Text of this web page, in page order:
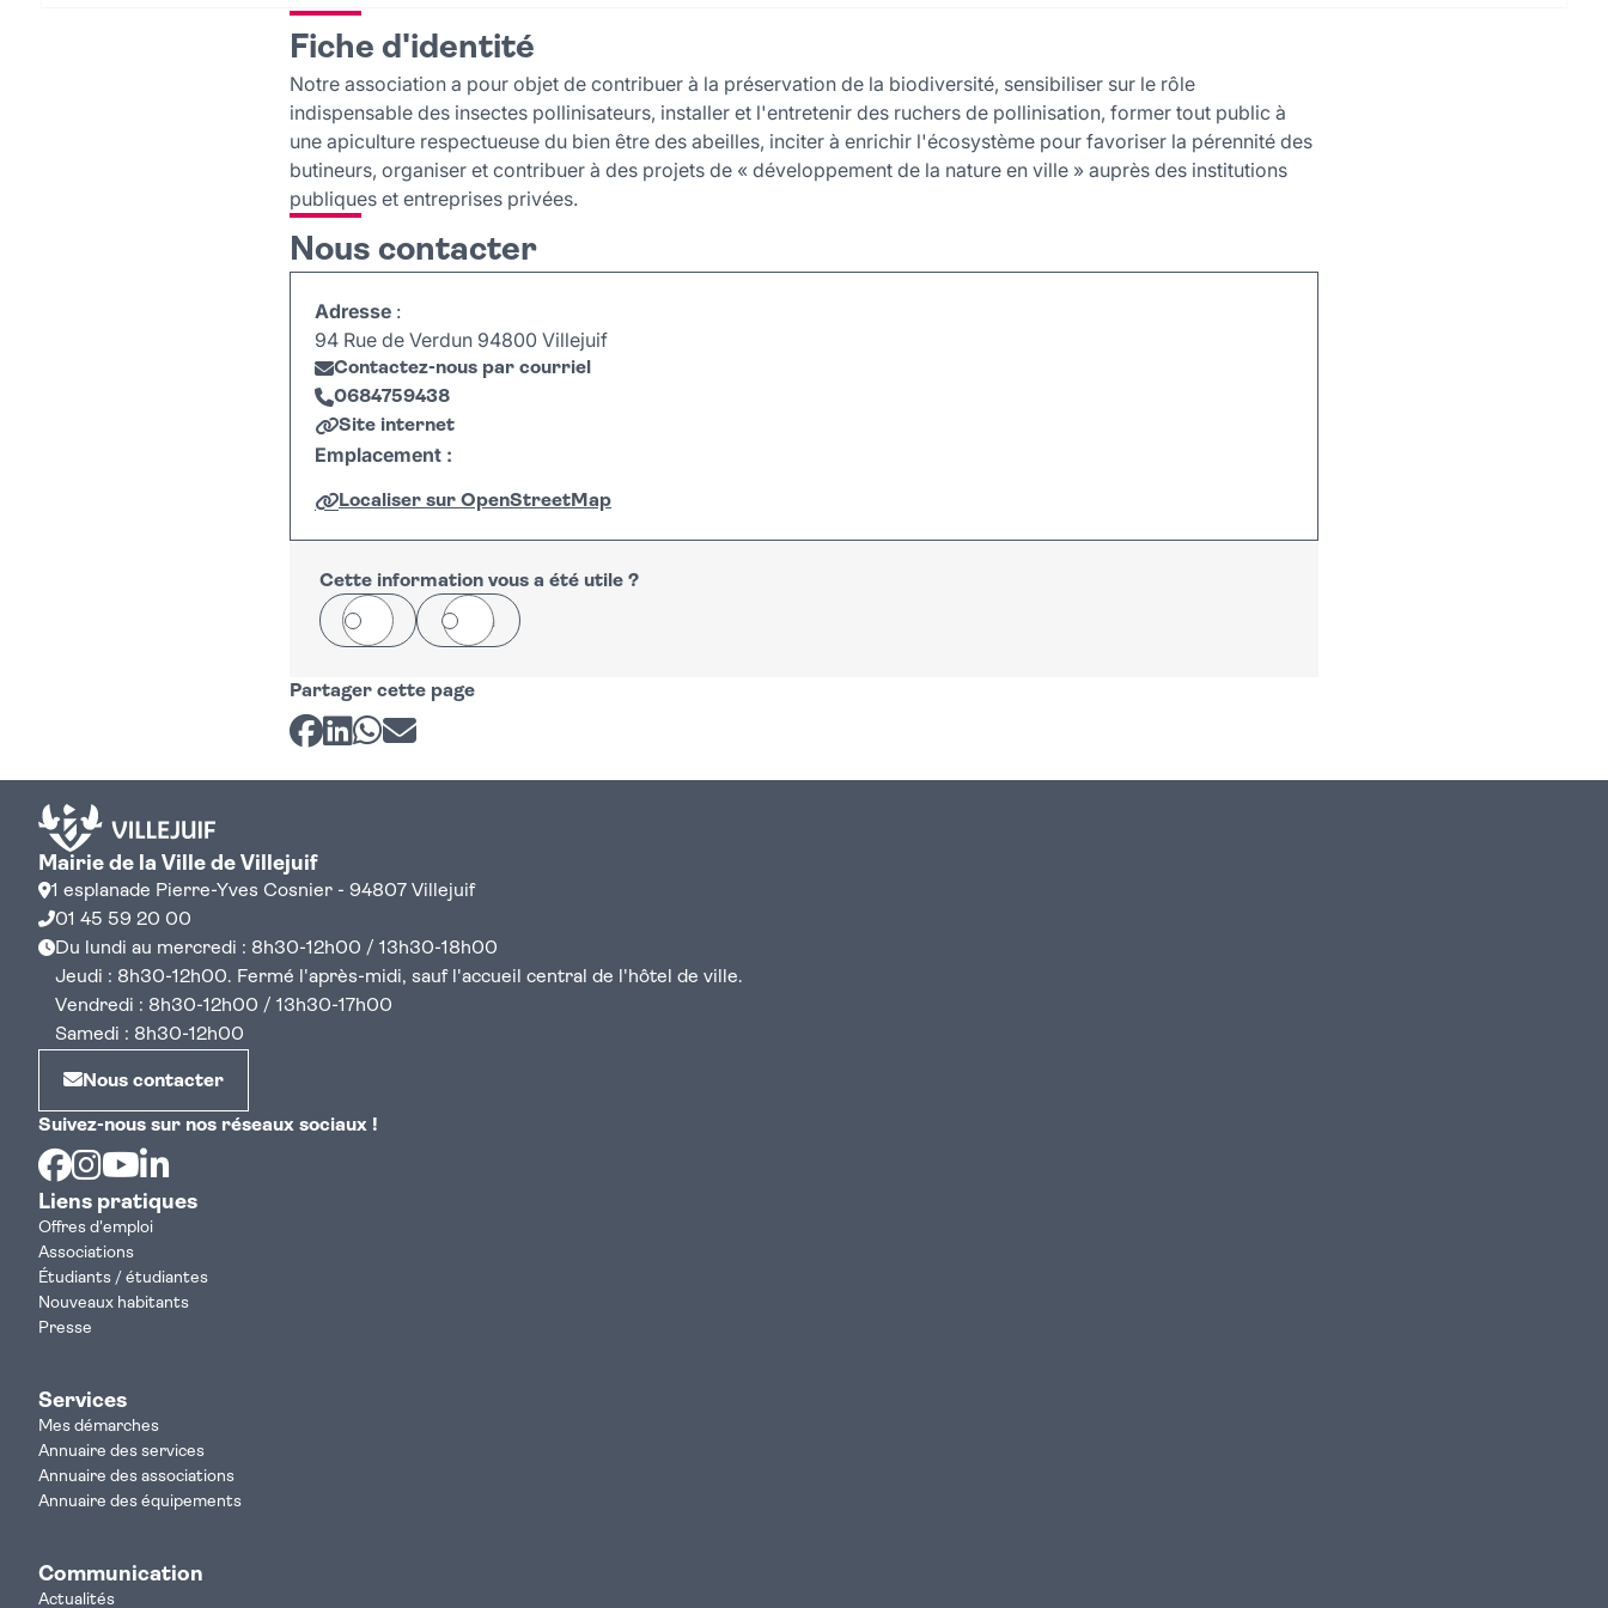
Fiche d'identité
Notre association a pour objet de contribuer à la préservation de la biodiversité, sensibiliser sur le rôle
indispensable des insectes pollinisateurs, installer et l'entretenir des ruchers de pollinisation, former tout public à
une apiculture respectueuse du bien être des abeilles, inciter à enrichir l'écosystème pour favoriser la pérennité des
butineurs, organiser et contribuer à des projets de « développement de la nature en ville » auprès des institutions
publiques et entreprises privées.
Nous contacter
Adresse :
94 Rue de Verdun 94800 Villejuif
Contactez-nous par courriel
0684759438
Site internet
Emplacement :
Localiser sur OpenStreetMap
+
−
Cette information vous a été utile ?
Oui Non
Partager cette page
Partager sur Facebook
Partager sur LinkedIn
Partager sur Whatsapp
Partager par courriel
Mairie de la Ville de Villejuif
1 esplanade Pierre-Yves Cosnier - 94807 Villejuif
01 45 59 20 00
Du lundi au mercredi : 8h30-12h00 / 13h30-18h00
Jeudi : 8h30-12h00. Fermé l'après-midi, sauf l'accueil central de l'hôtel de ville.
Vendredi : 8h30-12h00 / 13h30-17h00
Samedi : 8h30-12h00
Nous contacter
Suivez-nous sur nos réseaux sociaux !
Facebook
Instagram
Youtube
Liens pratiques
Offres d'emploi
Associations
Étudiants / étudiantes
Nouveaux habitants
Presse
Services
Mes démarches
Annuaire des services
Annuaire des associations
Annuaire des équipements
Communication
Actualités